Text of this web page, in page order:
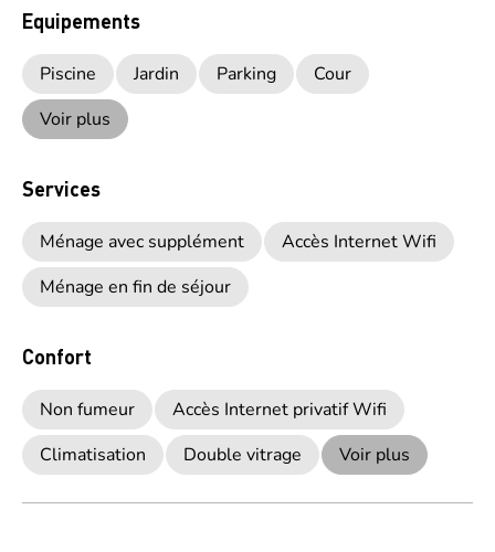
Equipements
Piscine Jardin Parking
Cour
Voir plus
Services
Ménage avec supplément
Accès Internet Wifi
Ménage en fin de séjour
Confort
Non fumeur
Accès Internet privatif Wifi
Climatisation
Double vitrage Voir plus